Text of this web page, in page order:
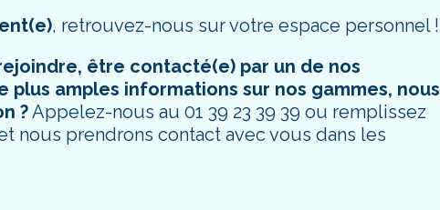
, retrouvez-nous sur votre espace personnel !
être contacté(e) par un de nos
plus amples informations sur nos gammes, nous
?Appelez-nous au 01 39 23 39 39 ou remplissez
nous prendrons contact avec vous dans les